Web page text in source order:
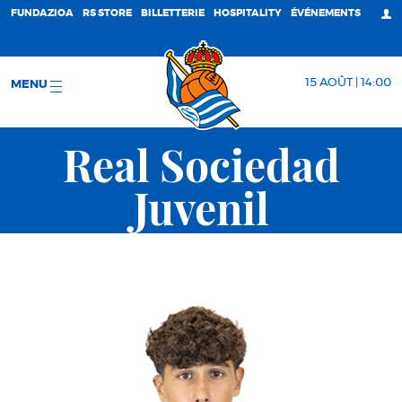
FUNDAZIOA RS STORE BILLETTERIE HOSPITALITY ÉVÉNEMENTS
MENU 15 AOÛT | 14:00
Real Sociedad
Juvenil